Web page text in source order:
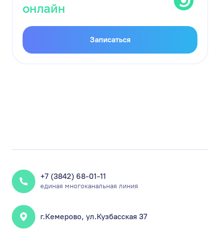
онлайн
Записаться
+7 (3842) 68-01-11
единая многоканальная линия
г.Кемерово, ул.Кузбасская 37